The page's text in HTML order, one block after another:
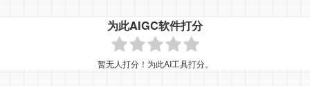
为此AIGC软件打分
暂无人打分！为此AI工具打分。